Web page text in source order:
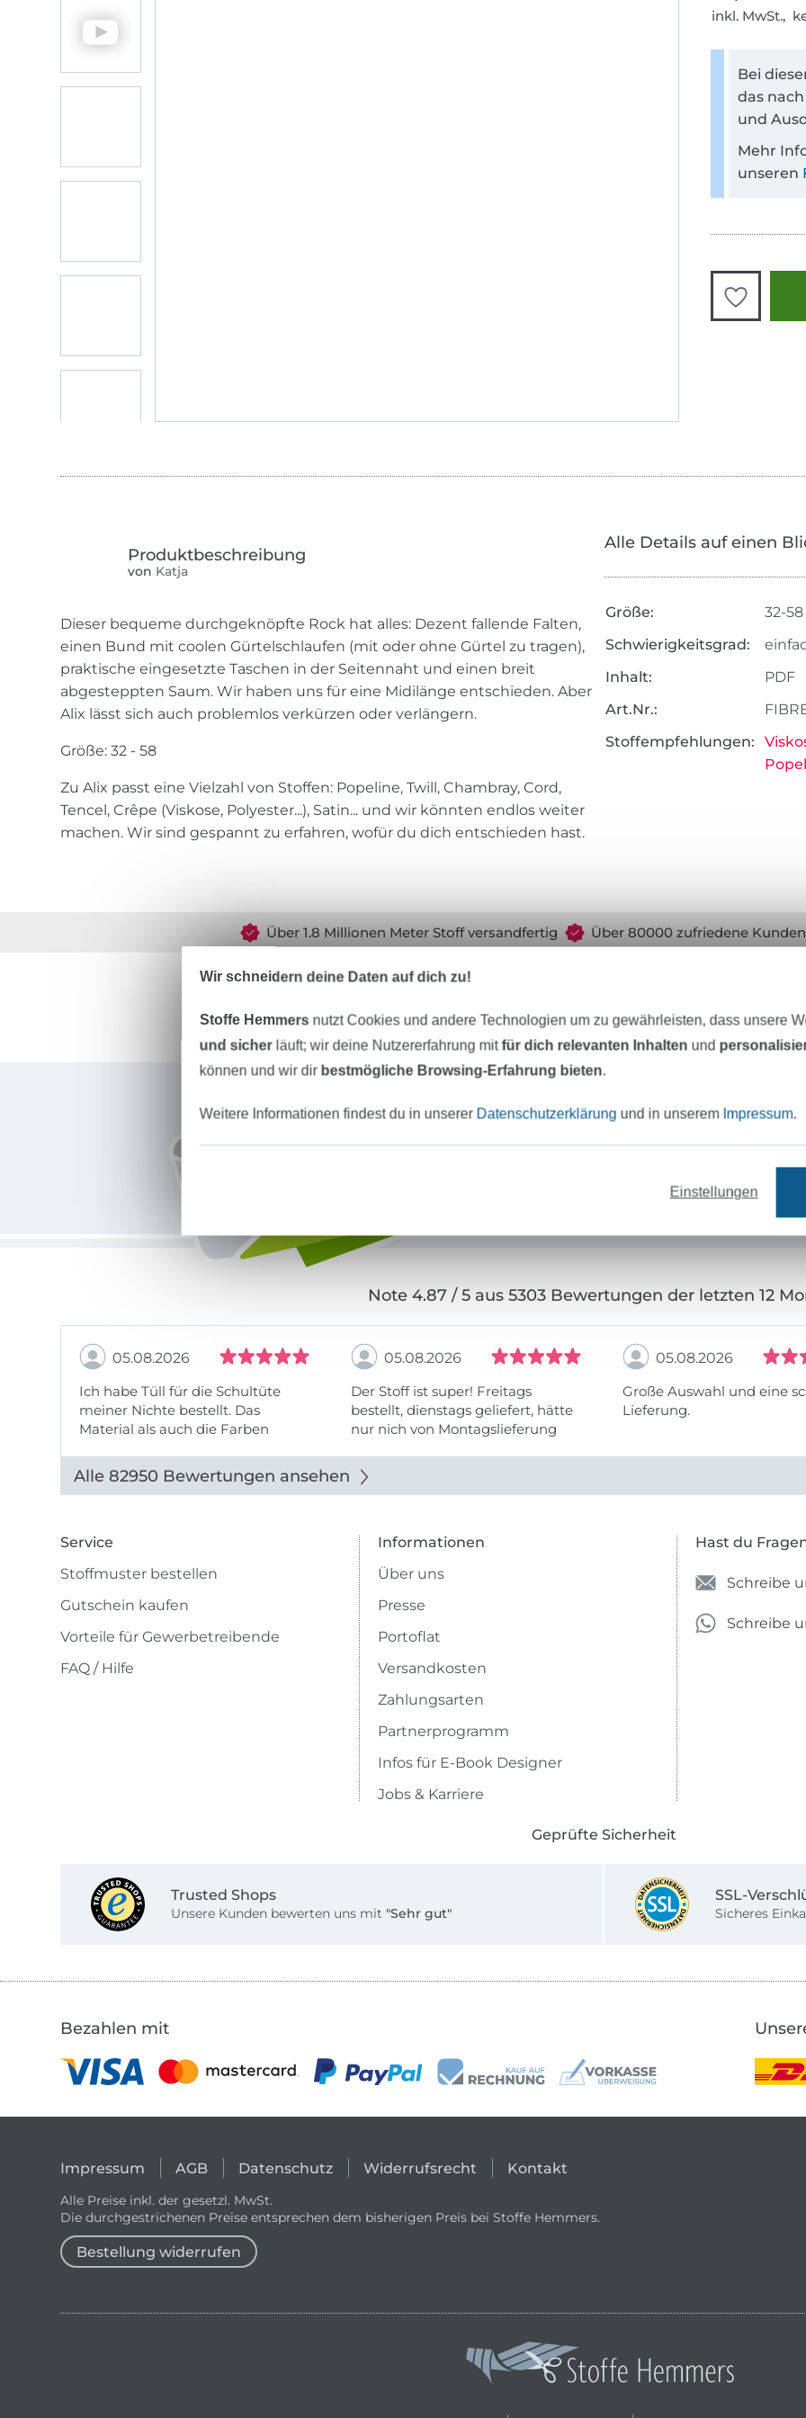
inkl. MwSt.,
Bei
das
und
Mehr
unseren
von Katja
Dieser bequeme durchgeknöpfte Rock hat alles: Dezent fallende Falten,
einen Bund mit coolen Gürtelschlaufen (mit oder ohne Gürtel zu tragen),
praktische eingesetzte Taschen in der Seitennaht und einen breit
abgesteppten Saum. Wir haben uns für eine Midilänge entschieden. Aber
Alix lässt sich auch problemlos verkürzen oder verlängern.
Größe: 32 - 58
Zu Alix passt eine Vielzahl von Stoffen: Popeline, Twill, Chambray, Cord,
Tencel, Crêpe (Viskose, Polyester...), Satin... und wir könnten endlos weiter
machen. Wir sind gespannt zu erfahren, wofür du dich entschieden hast.
Alle Details auf einen
Größe:
32-58
Schwierigkeitsgrad:
Inhalt:
PDF
Art.Nr.:
Stoffempfehlungen:
Über 1.8 Millionen Meter Stoff versandfertig Über 80000 zufriedene Kunden
MÖCHTEST DU IMMER AUF DEM
Sei immer auf dem neuesten Stand & erhalte einen
Für den Stoffe Hemmers Newsletter anmelden Deine Mail-Adresse
Note 4.87 / 5 aus 5303 Bewertungen der letzten 12
05.08.2026
Ich habe Tüll für die Schultüte
meiner Nichte bestellt. Das
Material als auch die Farben
Abbildung u sieht toll aus. Die
Lieferung erfolgte zügig u auch
05.08.2026
Der Stoff ist super! Freitags
bestellt, dienstags geliefert, hätte
nur nich von Montagslieferung
05.08.2026
Große Auswahl und eine
Lieferung.
Alle 82950 Bewertungen ansehen
Service
Stoffmuster bestellen
Gutschein kaufen
Vorteile für Gewerbetreibende
FAQ / Hilfe
Informationen
Über uns
Presse
Portoflat
Versandkosten
Zahlungsarten
Partnerprogramm
Infos für E-Book Designer
Jobs & Karriere
Hast du
Schreibe
Schreibe
Geprüfte Sicherheit
Trusted Shops
Unsere Kunden bewerten uns mit "Sehr gut"
SSL-
Sicheres
Bezahlen mit
Impressum AGB Datenschutz Widerrufsrecht Kontakt
Alle Preise inkl. der gesetzl. MwSt.
Die durchgestrichenen Preise entsprechen dem bisherigen Preis bei Stoffe Hemmers.
Bestellung widerrufen
Wir schneidern deine Daten auf dich zu!
Stoffe Hemmers nutzt Cookies und andere Technologien um zu gewährleisten, dass unsere
und sicherläuft; wir deine Nutzererfahrung mitfür dich relevanten Inhalten und
können und wir dir bestmögliche Browsing-Erfahrung bieten.
Weitere Informationen findest du in unserer Datenschutzerklärung und in unserem Impressum.
Einstellungen